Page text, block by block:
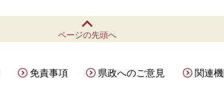
ページの先頭へ
免責事項 県政へのご意見 関連